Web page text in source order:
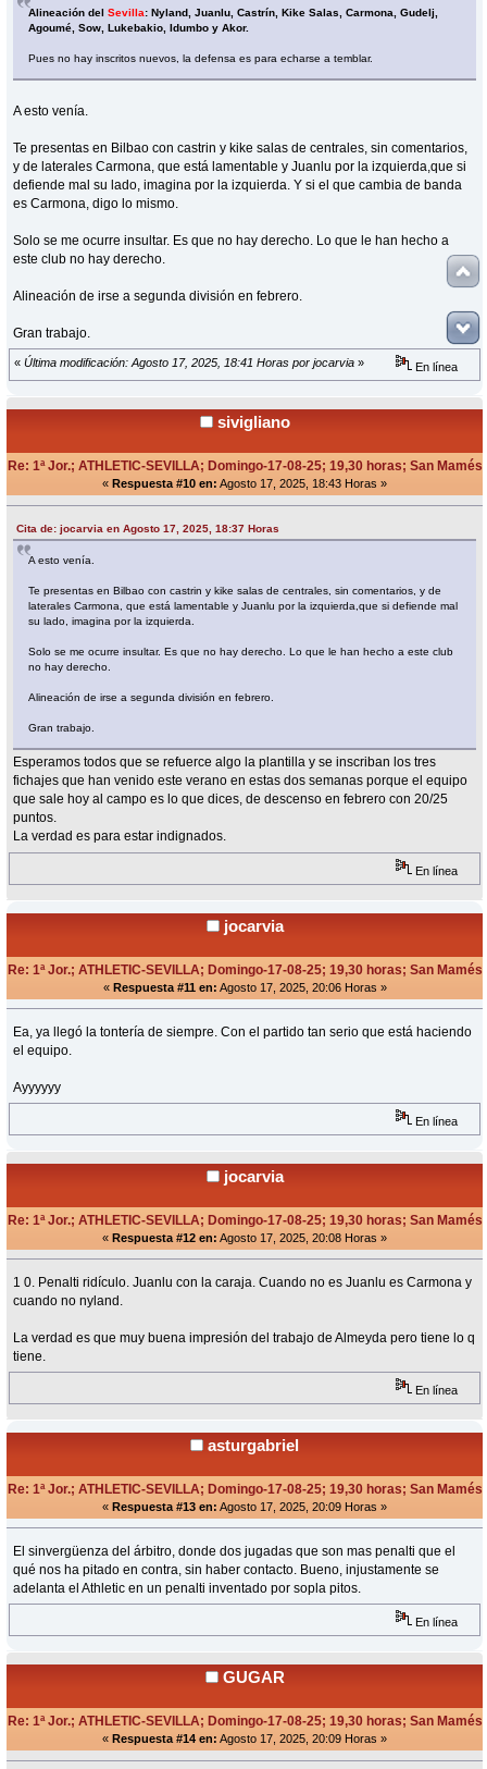
Alineación delSevilla: Nyland, Juanlu, Castrín, Kike Salas, Carmona, Gudelj,
Agoumé, Sow, Lukebakio, Idumbo y Akor.
Pues no hay inscritos nuevos, la defensa es para echarse a temblar.
A esto venía.
Te presentas en Bilbao con castrin y kike salas de centrales, sin comentarios,
y de laterales Carmona, que está lamentable y Juanlu por la izquierda,que si
defiende mal su lado, imagina por la izquierda. Y si el que cambia de banda
es Carmona, digo lo mismo.
Solo se me ocurre insultar. Es que no hay derecho. Lo que le han hecho a
este club no hay derecho.
Alineación de irse a segunda división en febrero.
Gran trabajo.
« Última modificación: Agosto 17, 2025, 18:41 Horas por jocarvia » En línea
sivigliano
Re: 1ª Jor.; ATHLETIC-SEVILLA; Domingo-17-08-25; 19,30 horas; San Mamés
« Respuesta #10 en: Agosto 17, 2025, 18:43 Horas »
Cita de: jocarvia en Agosto 17, 2025, 18:37 Horas
A esto venía.
Te presentas en Bilbao con castrin y kike salas de centrales, sin comentarios, y de
laterales Carmona, que está lamentable y Juanlu por la izquierda,que si defiende mal
su lado, imagina por la izquierda.
Solo se me ocurre insultar. Es que no hay derecho. Lo que le han hecho a este club
no hay derecho.
Alineación de irse a segunda división en febrero.
Gran trabajo.
Esperamos todos que se refuerce algo la plantilla y se inscriban los tres
fichajes que han venido este verano en estas dos semanas porque el equipo
que sale hoy al campo es lo que dices, de descenso en febrero con 20/25
puntos.
La verdad es para estar indignados.
En línea
jocarvia
Re: 1ª Jor.; ATHLETIC-SEVILLA; Domingo-17-08-25; 19,30 horas; San Mamés
« Respuesta #11 en: Agosto 17, 2025, 20:06 Horas »
Ea, ya llegó la tontería de siempre. Con el partido tan serio que está haciendo
el equipo.
Ayyyyyy
En línea
jocarvia
Re: 1ª Jor.; ATHLETIC-SEVILLA; Domingo-17-08-25; 19,30 horas; San Mamés
« Respuesta #12 en: Agosto 17, 2025, 20:08 Horas »
1 0. Penalti ridículo. Juanlu con la caraja. Cuando no es Juanlu es Carmona y
cuando no nyland.
La verdad es que muy buena impresión del trabajo de Almeyda pero tiene lo q
tiene.
En línea
asturgabriel
Re: 1ª Jor.; ATHLETIC-SEVILLA; Domingo-17-08-25; 19,30 horas; San Mamés
« Respuesta #13 en: Agosto 17, 2025, 20:09 Horas »
El sinvergüenza del árbitro, donde dos jugadas que son mas penalti que el
qué nos ha pitado en contra, sin haber contacto. Bueno, injustamente se
adelanta el Athletic en un penalti inventado por sopla pitos.
En línea
GUGAR
Re: 1ª Jor.; ATHLETIC-SEVILLA; Domingo-17-08-25; 19,30 horas; San Mamés
« Respuesta #14 en: Agosto 17, 2025, 20:09 Horas »